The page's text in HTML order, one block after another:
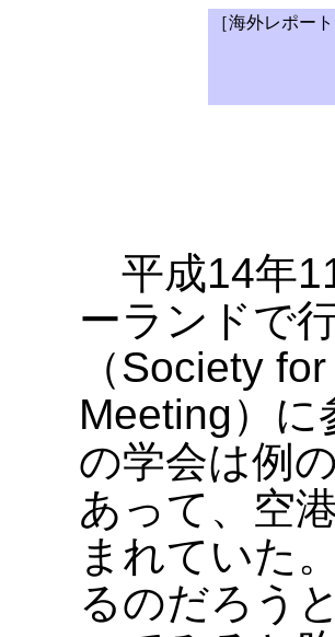
［海外レポート
平成14年
ーランドで
（Society
Meeting）
の学会は例
あって、空
まれていた
るのだろう